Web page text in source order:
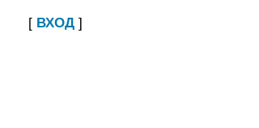
[ ВХОД]